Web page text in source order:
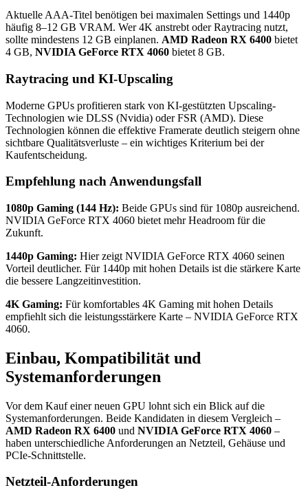
Aktuelle AAA-Titel benötigen bei maximalen Settings und 1440p
häufig 8–12 GB VRAM. Wer 4K anstrebt oder Raytracing nutzt,
sollte mindestens 12 GB einplanen. AMD Radeon RX 6400 bietet
4 GB, NVIDIA GeForce RTX 4060 bietet 8 GB.
Raytracing und KI-Upscaling
Moderne GPUs profitieren stark von KI-gestützten Upscaling-
Technologien wie DLSS (Nvidia) oder FSR (AMD). Diese
Technologien können die effektive Framerate deutlich steigern ohne
sichtbare Qualitätsverluste – ein wichtiges Kriterium bei der
Kaufentscheidung.
Empfehlung nach Anwendungsfall
1080p Gaming (144 Hz): Beide GPUs sind für 1080p ausreichend.
NVIDIA GeForce RTX 4060 bietet mehr Headroom für die
Zukunft.
1440p Gaming: Hier zeigt NVIDIA GeForce RTX 4060 seinen
Vorteil deutlicher. Für 1440p mit hohen Details ist die stärkere Karte
die bessere Langzeitinvestition.
4K Gaming: Für komfortables 4K Gaming mit hohen Details
empfiehlt sich die leistungsstärkere Karte – NVIDIA GeForce RTX
4060.
Einbau, Kompatibilität und
Systemanforderungen
Vor dem Kauf einer neuen GPU lohnt sich ein Blick auf die
Systemanforderungen. Beide Kandidaten in diesem Vergleich –
AMD Radeon RX 6400 und NVIDIA GeForce RTX 4060 –
haben unterschiedliche Anforderungen an Netzteil, Gehäuse und
PCIe-Schnittstelle.
Netzteil-Anforderungen